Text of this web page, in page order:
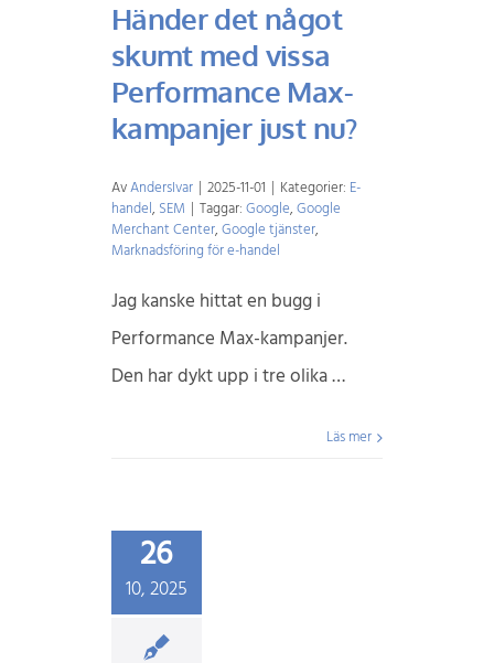
Händer det något
skumt med vissa
Performance Max-
kampanjer just nu?
AvAndersIvar | 2025-11-01 | Kategorier: E-
handel, SEM | Taggar:Google,Google
Merchant Center,Google tjänster,
Marknadsföring för e-handel
Jag kanske hittat en bugg i
Performance Max-kampanjer.
Den har dykt upp i tre olika …
Läs mer
26
10, 2025